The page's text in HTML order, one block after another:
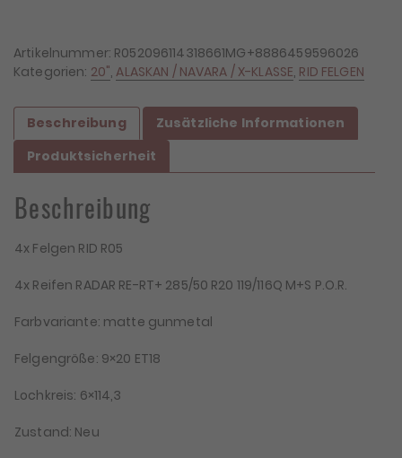
9x20
ET18
+
4x
Reifen
Radar
285/50/20
Menge
Artikelnummer: R052096114318661MG+8886459596026
Kategorien: 20",ALASKAN / NAVARA / X-KLASSE, RID FELGEN
Beschreibung
Zusätzliche Informationen
Produktsicherheit
Beschreibung
4x Felgen RID R05
4x Reifen RADAR RE-RT+ 285/50 R20 119/116Q M+S P.O.R.
Farbvariante: matte gunmetal
Felgengröße: 9×20 ET18
Lochkreis: 6×114,3
Zustand: Neu